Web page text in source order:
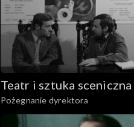
Teatr i sztuka sceniczna
Pożegnanie dyrektora